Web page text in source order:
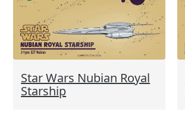
Star Wars Nubian Royal
Starship